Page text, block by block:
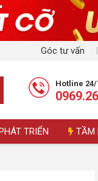
Góc tư vấn
Hotline 24/
TRIỂN TẦM